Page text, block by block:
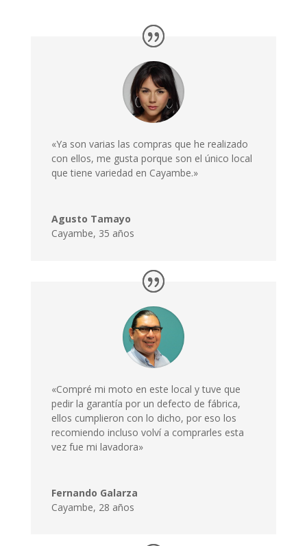
«Ya son varias las compras que he realizado
con ellos, me gusta porque son el único local
que tiene variedad en Cayambe.»
Agusto Tamayo
Cayambe, 35 años
«Compré mi moto en este local y tuve que
pedir la garantía por un defecto de fábrica,
ellos cumplieron con lo dicho, por eso los
recomiendo incluso volví a comprarles esta
vez fue mi lavadora»
Fernando Galarza
Cayambe, 28 años